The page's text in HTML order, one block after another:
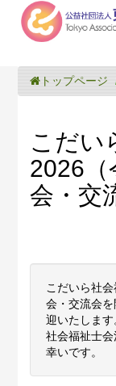
トップページ
こだい
2026（
会・交
こだいら社
会・交流会
迎いたしま
社会福祉士
幸いです。